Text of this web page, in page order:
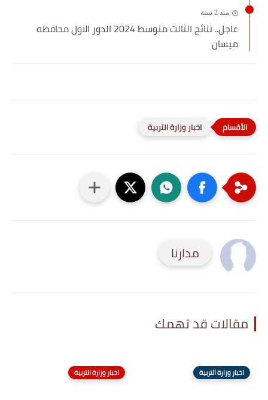
منذ 2 سنة
عاجل.. نتائج الثالث متوسط 2024 الدور الاول محافظه
ميسان
اخبار وزارة التربية
مدارنا
مقالات قد تهمك
اخبار وزارة التربية اخبار وزارة التربية